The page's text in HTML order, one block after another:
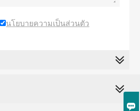

นโยบายความเป็นส่วนตัว